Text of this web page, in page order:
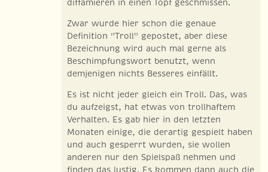
diffamieren in einen Topf geschmissen.
Zwar wurde hier schon die genaue
Definition "Troll" gepostet, aber diese
Bezeichnung wird auch mal gerne als
Beschimpfungswort benutzt, wenn
demjenigen nichts Besseres einfällt.
Es ist nicht jeder gleich ein Troll. Das, was
du aufzeigst, hat etwas von trollhaftem
Verhalten. Es gab hier in den letzten
Monaten einige, die derartig gespielt haben
und auch gesperrt wurden, sie wollen
anderen nur den Spielspaß nehmen und
finden das lustig. Es kommen dann auch die